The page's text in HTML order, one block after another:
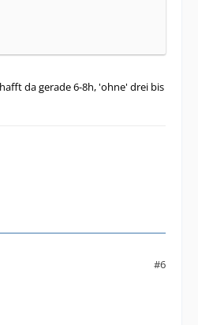
da gerade 6-8h, 'ohne' drei bis
#6